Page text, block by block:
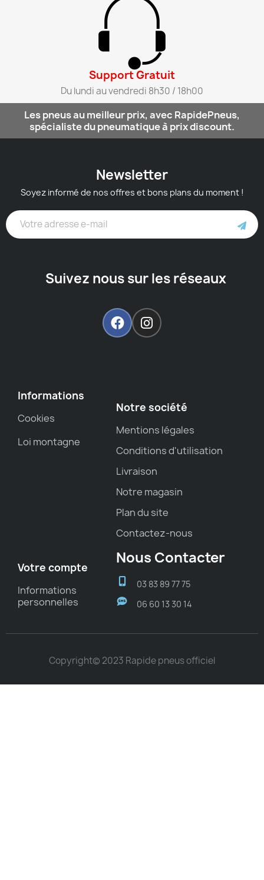
Support Gratuit​
Du lundi au vendredi 8h30 / 18h00​
Les pneus au meilleur prix, avec RapidePneus,
spécialiste du pneumatique à prix discount.
Newsletter
Soyez informé de nos offres et bons plans du moment !
Suivez nous sur les réseaux
Informations
Cookies
Loi montagne
Notre société
Mentions légales
Conditions d'utilisation
Livraison
Notre magasin
Plan du site
Contactez-nous
Votre compte
Informations
personnelles
Nous Contacter
03 83 89 77 75
06 60 13 30 14
Copyright© 2023 Rapide pneus officiel